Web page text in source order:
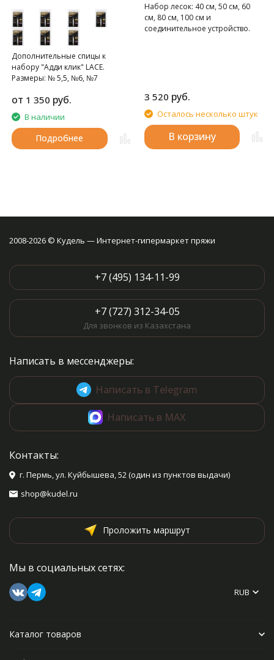
Дополнительные спицы к
набору "Адди клик" LACE.
Размеры: № 5,5, №6, №7
от 1 350 руб.
В наличии
Подробнее
Набор лесок: 40 см, 50 см, 60
см, 80 см, 100 см и
соединительное устройство.
3 520 руб.
Осталось несколько штук
В корзину
2008-2026 © Кудель — Интернет-гипермаркет пряжи
+7 (495) 134-11-99
+7 (727) 312-34-05
Для звонков из Казахстана
Написать в мессенджеры:
Написать в Telegram
Написать в MAX
Контакты:
г. Пермь, ул. Куйбышева, 52 (один из пунктов выдачи)
shop@kudel.ru
Проложить маршрут
Мы в социальных сетях:
RUB
Каталог товаров